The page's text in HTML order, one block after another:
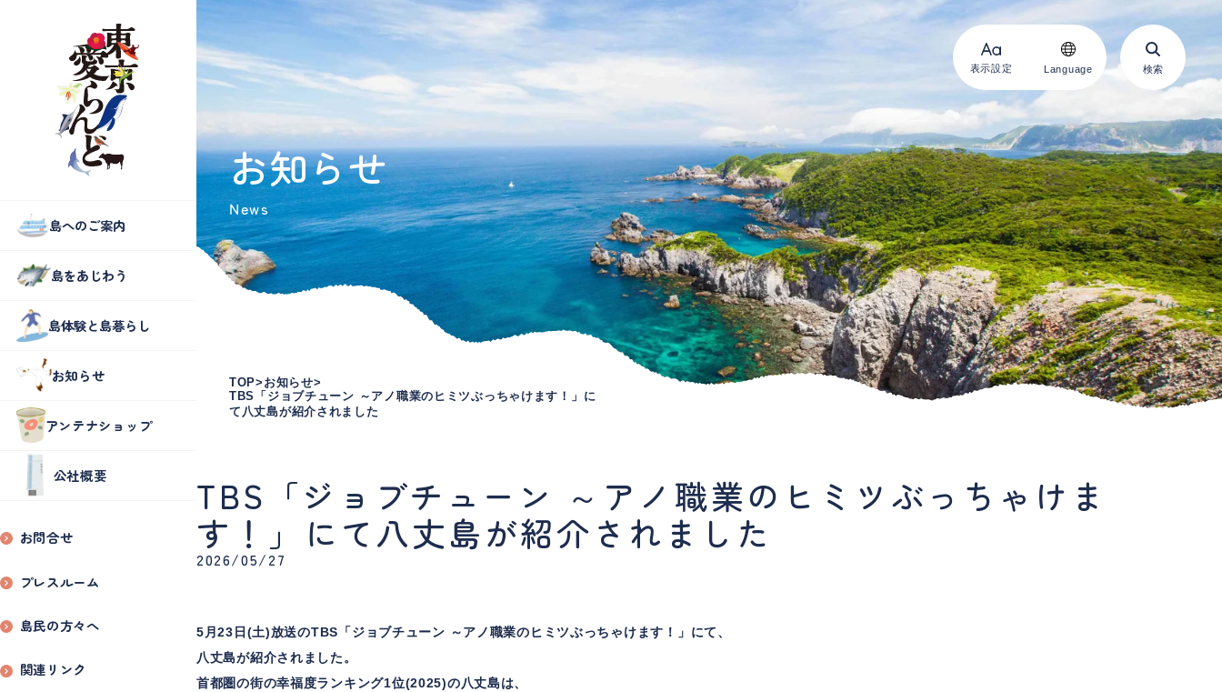
表示設定 Language 検索
島へのご案内
島をあじわう
島体験と島暮らし
お知らせ
アンテナショップ
公社概要
お問合せ
プレスルーム
島民の方々へ
関連リンク
お知らせ
News
TOP
お知らせ
TBS「ジョブチューン ～アノ職業のヒミツぶっちゃけます！」に
て八丈島が紹介されました
TBS「ジョブチューン ～アノ職業のヒミツぶっちゃけま
す！」にて八丈島が紹介されました
2026/05/27
5月23日(土)放送のTBS「ジョブチューン ～アノ職業のヒミツぶっちゃけます！」にて、
八丈島が紹介されました。
首都圏の街の幸福度ランキング1位(2025)の八丈島は、